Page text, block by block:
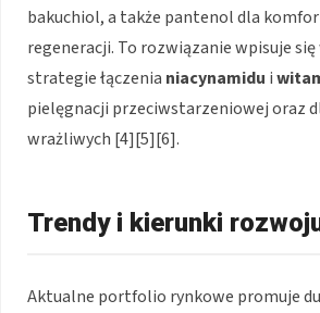
bakuchiol, a także pantenol dla
regeneracji. To rozwiązanie wpisuje się
strategie łączenia niacynamidu i
pielęgnacji przeciwstarzeniowej oraz
wrażliwych [4][5][6].
Trendy i kierunki
Aktualne portfolio rynkowe promuje